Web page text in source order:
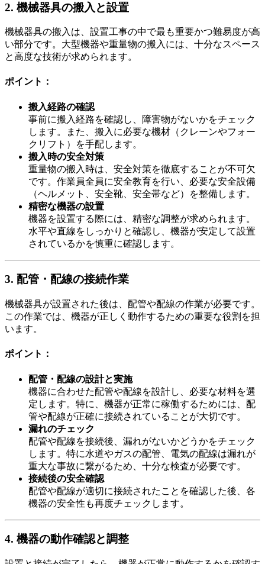
2. 機械器具の搬入と設置
機械器具の搬入は、設置工事の中で最も重要かつ難易度が高
い部分です。大型機器や重量物の搬入には、十分なスペース
と高度な技術が求められます。
ポイント：
搬入経路の確認
事前に搬入経路を確認し、障害物がないかをチェック
します。また、搬入に必要な機材（クレーンやフォー
クリフト）を手配します。
搬入時の安全対策
重量物の搬入時は、安全対策を徹底することが不可欠
です。作業員全員に安全教育を行い、必要な安全設備
（ヘルメット、安全靴、安全帯など）を整備します。
精密な機器の設置
機器を設置する際には、精密な調整が求められます。
水平や直線をしっかりと確認し、機器が安定して設置
されているかを慎重に確認します。
3. 配管・配線の接続作業
機械器具が設置された後は、配管や配線の作業が必要です。
この作業では、機器が正しく動作するための重要な役割を担
います。
ポイント：
配管・配線の設計と実施
機器に合わせた配管や配線を設計し、必要な材料を選
定します。特に、機器が正常に稼働するためには、配
管や配線が正確に接続されていることが大切です。
漏れのチェック
配管や配線を接続後、漏れがないかどうかをチェック
します。特に水道やガスの配管、電気の配線は漏れが
重大な事故に繋がるため、十分な検査が必要です。
接続後の安全確認
配管や配線が適切に接続されたことを確認した後、各
機器の安全性も再度チェックします。
4. 機器の動作確認と調整